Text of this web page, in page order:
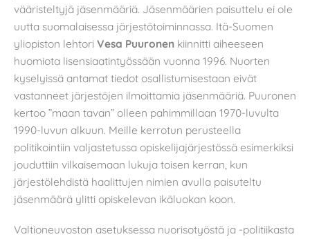
vääristeltyjä jäsenmääriä. Jäsenmäärien paisuttelu ei ole
uutta suomalaisessa järjestötoiminnassa. Itä-Suomen
yliopiston lehtori Vesa Puuronen kiinnitti aiheeseen
huomiota lisensiaatintyössään vuonna 1996. Nuorten
kyselyissä antamat tiedot osallistumisestaan eivät
vastanneet järjestöjen ilmoittamia jäsenmääriä. Puuronen
kertoo ”maan tavan” olleen pahimmillaan 1970-luvulta
1990-luvun alkuun. Meille kerrotun perusteella
politikointiin valjastetussa opiskelijajärjestössä esimerkiksi
jouduttiin vilkaisemaan lukuja toisen kerran, kun
järjestölehdistä haalittujen nimien avulla paisuteltu
jäsenmäärä ylitti opiskelevan ikäluokan koon.
Valtioneuvoston asetuksessa nuorisotyöstä ja -politiikasta